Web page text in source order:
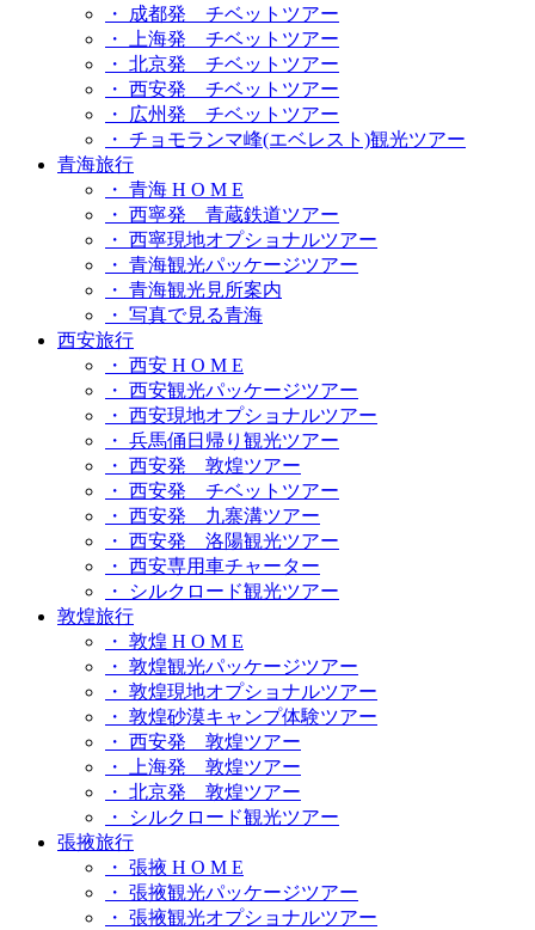
・ 成都発 チベットツアー
・ 上海発 チベットツアー
・ 北京発 チベットツアー
・ 西安発 チベットツアー
・ 広州発 チベットツアー
・ チョモランマ峰(エベレスト)観光ツアー
青海旅行
・ 青海 H O M E
・ 西寧発 青蔵鉄道ツアー
・ 西寧現地オプショナルツアー
・ 青海観光パッケージツアー
・ 青海観光見所案内
・ 写真で見る青海
西安旅行
・ 西安 H O M E
・ 西安観光パッケージツアー
・ 西安現地オプショナルツアー
・ 兵馬俑日帰り観光ツアー
・ 西安発 敦煌ツアー
・ 西安発 チベットツアー
・ 西安発 九寨溝ツアー
・ 西安発 洛陽観光ツアー
・ 西安専用車チャーター
・ シルクロード観光ツアー
敦煌旅行
・ 敦煌 H O M E
・ 敦煌観光パッケージツアー
・ 敦煌現地オプショナルツアー
・ 敦煌砂漠キャンプ体験ツアー
・ 西安発 敦煌ツアー
・ 上海発 敦煌ツアー
・ 北京発 敦煌ツアー
・ シルクロード観光ツアー
張掖旅行
・ 張掖 H O M E
・ 張掖観光パッケージツアー
・ 張掖観光オプショナルツアー